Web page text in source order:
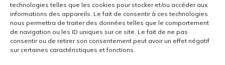
technologies telles que les cookies pour stocker et/ou accéder aux
informations des appareils. Le fait de consentir à ces technologies
nous permettra de traiter des données telles que le comportement
de navigation ou les ID uniques sur ce site. Le fait de ne pas
consentir ou de retirer son consentement peut avoir un effet négatif
sur certaines caractéristiques et fonctions.